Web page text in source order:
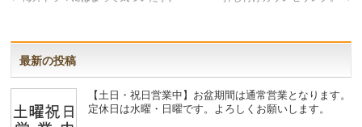
最新の投稿
【土日・祝日営業中】お盆期間は通常営業となります。
定休日は水曜・日曜です。よろしくお願いします。